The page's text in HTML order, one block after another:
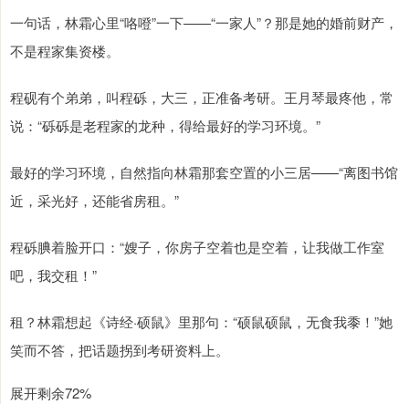
一句话，林霜心里“咯噔”一下——“一家人”？那是她的婚前财产，
不是程家集资楼。
程砚有个弟弟，叫程砾，大三，正准备考研。王月琴最疼他，常
说：“砾砾是老程家的龙种，得给最好的学习环境。”
最好的学习环境，自然指向林霜那套空置的小三居——“离图书馆
近，采光好，还能省房租。”
程砾腆着脸开口：“嫂子，你房子空着也是空着，让我做工作室
吧，我交租！”
租？林霜想起《诗经·硕鼠》里那句：“硕鼠硕鼠，无食我黍！”她
笑而不答，把话题拐到考研资料上。
展开剩余72%